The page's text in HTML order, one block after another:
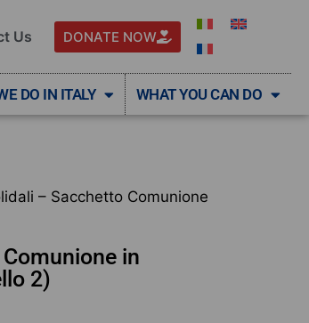
Us DONATE NOW
DO IN ITALY WHAT YOU CAN DO
– Sacchetto Comunione
in
2)